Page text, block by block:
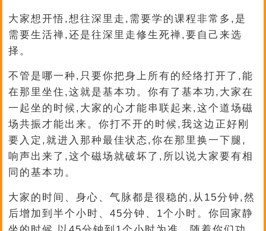
大家想开悟,想往深里走,需要学的课程非常多,是
需要生活禅,还是往深里走修生死禅,要自己来选
择。
不管是哪一种,只要你把身上所有的经络打开了,能
在那里坐住,这就是基本功。你有了基本功,大家在
一起坐的时候,大家的心才能串联起来,这个道场磁
场共振才能出来。你打不开的时候,我这边正好刚
要入定,就进入那种最佳状态,你在那里换一下腿,
响声出来了,这个磁场就破坏了,所以说大家要有相
同的基本功。
大家的时间、身心、气脉都是很稳的,从15分钟,然
后增加到半个小时、45分钟、1个小时。你回家静